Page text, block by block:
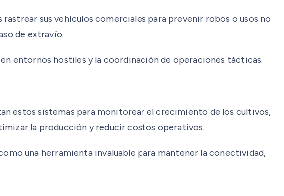
sus vehículos comerciales para prevenir robos o usos no
de extravío.
entornos hostiles y la coordinación de operaciones tácticas.
estos sistemas para monitorear el crecimiento de los cultivos,
la producción y reducir costos operativos.
una herramienta invaluable para mantener la conectividad,